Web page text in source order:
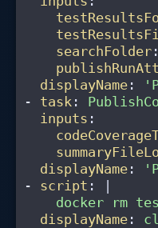
searchFolder :
displayName : '
-
task :
inputs :
displayName : '
-
script :
docker rm
displayName :